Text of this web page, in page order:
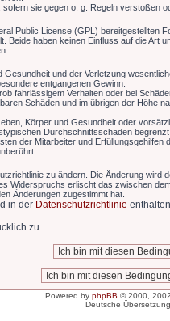
sie gegen o. g. Regeln verstoßen
Public License (GPL)
haben keinen Einfluss auf die
und der Verletzung
entgangenen Gewinn.
fahrlässigem Verhalten oder bei
Schäden und im übrigen der
Körper und Gesundheit oder
Durchschnittsschäden
der Mitarbeiter und Erfüllungsgehilfen
zu ändern. Die Änderung wird
Widerspruchs erlischt das zwischen
Änderungen zugestimmt hat.
in der Datenschutzrichtlinie
zu.
Powered by phpBB © 2000,
Deutsche